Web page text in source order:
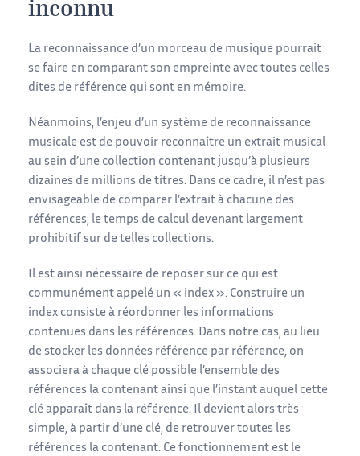
inconnu
La reconnaissance d’un morceau de musique pourrait
se faire en comparant son empreinte avec toutes celles
dites de référence qui sont en mémoire.
Néanmoins, l’enjeu d’un système de reconnaissance
musicale est de pouvoir reconnaître un extrait musical
au sein d’une collection contenant jusqu’à plusieurs
dizaines de millions de titres. Dans ce cadre, il n’est pas
envisageable de comparer l’extrait à chacune des
références, le temps de calcul devenant largement
prohibitif sur de telles collections.
Il est ainsi nécessaire de reposer sur ce qui est
communément appelé un « index ». Construire un
index consiste à réordonner les informations
contenues dans les références. Dans notre cas, au lieu
de stocker les données référence par référence, on
associera à chaque clé possible l’ensemble des
références la contenant ainsi que l’instant auquel cette
clé apparaît dans la référence. Il devient alors très
simple, à partir d’une clé, de retrouver toutes les
références la contenant. Ce fonctionnement est le